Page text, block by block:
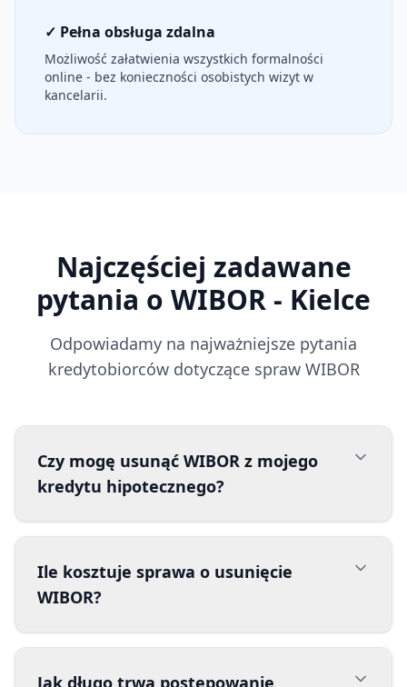
✓ Pełna obsługa zdalna
Możliwość załatwienia wszystkich formalności
online - bez konieczności osobistych wizyt w
kancelarii.
Najczęściej zadawane
pytania o WIBOR - Kielce
Odpowiadamy na najważniejsze pytania
kredytobiorców dotyczące spraw WIBOR
Czy mogę usunąć WIBOR z mojego
kredytu hipotecznego?
Ile kosztuje sprawa o usunięcie
WIBOR?